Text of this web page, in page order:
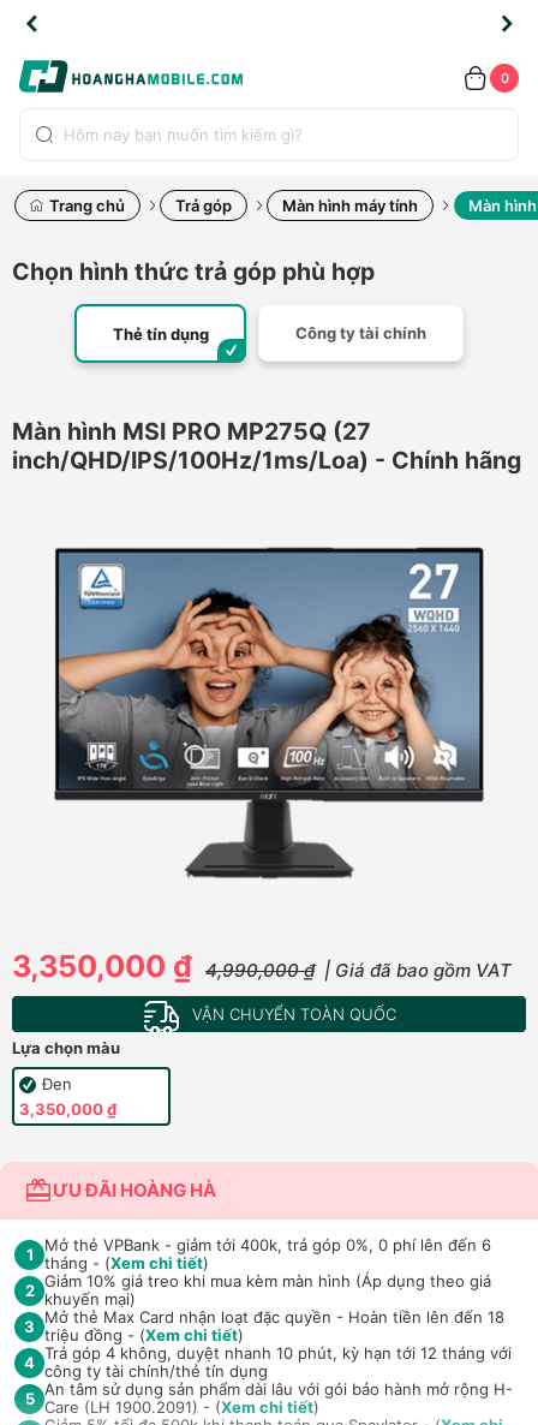
0
Trang chủ Trả góp Màn hình máy tính Màn
Chọn hình thức trả góp phù hợp
Thẻ tín dụng Công ty tài chính
Màn hình MSI PRO MP275Q (27
inch/QHD/IPS/100Hz/1ms/Loa) - Chính hãng
3,350,000 ₫ 4,990,000 ₫ | Giá đã bao gồm VAT
VẬN CHUYỂN TOÀN QUỐC
Lựa chọn màu
Đen
3,350,000 ₫
ƯU ĐÃI HOÀNG HÀ
1
Mở thẻ VPBank - giảm tới 400k, trả góp 0%, 0 phí lên đến 6
tháng - (Xem chi tiết)
2 Giảm 10% giá treo khi mua kèm màn hình (Áp dụng theo giá
khuyến mại)
3
Mở thẻ Max Card nhận loạt đặc quyền - Hoàn tiền lên đến 18
triệu đồng - (Xem chi tiết)
4 Trả góp 4 không, duyệt nhanh 10 phút, kỳ hạn tới 12 tháng với
công ty tài chính/thẻ tín dụng
5 An tâm sử dụng sản phẩm dài lâu với gói bảo hành mở rộng H-
Care (LH 1900.2091) - (Xem chi tiết)